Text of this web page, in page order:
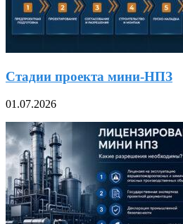
Стадии проекта мини-НПЗ
01.07.2026